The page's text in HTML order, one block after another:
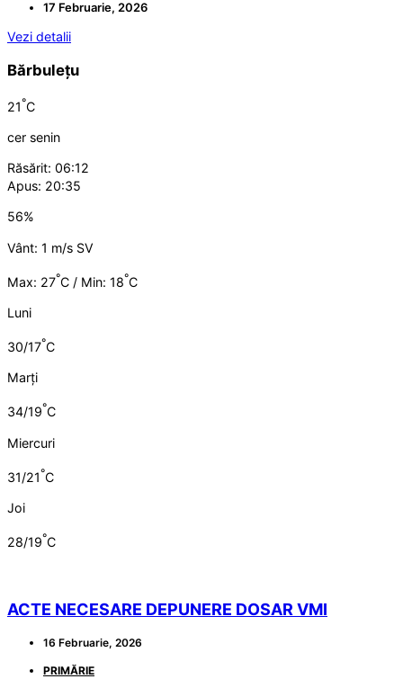
17 Februarie, 2026
Vezi detalii
Bărbulețu
21°C
cer senin
Răsărit: 06:12
Apus: 20:35
56%
Vânt: 1 m/s SV
Max: 27°C / Min: 18°C
Luni
30/17°C
Marți
34/19°C
Miercuri
31/21°C
Joi
28/19°C
ACTE NECESARE DEPUNERE DOSAR VMI
16 Februarie, 2026
PRIMĂRIE